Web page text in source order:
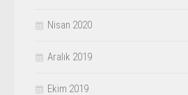
Nisan 2020
Aralık 2019
Ekim 2019